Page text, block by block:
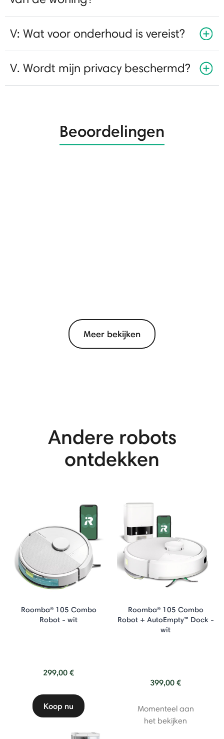
V: Wat voor onderhoud is vereist?
V. Wordt mijn privacy beschermd?
Beoordelingen
Meer bekijken
Andere robots
ontdekken
Roomba® 105 Combo
Robot - wit
299,00 €
Koop nu
Roomba® 105 Combo
Robot + AutoEmpty™ Dock -
wit
399,00 €
Momenteel aan
het bekijken